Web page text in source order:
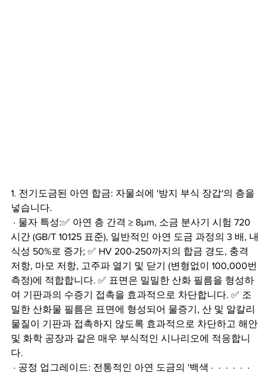
1. 전기도금된 아연 합금: 자물쇠에 '방지 부식 장갑'의 층을
넣습니다.
시간 (GB/T 10125 표준), 일반적인 아연 도금 과정의 3 배, 내
식성 50%로 증가; ✅ HV 200-250까지의 합금 경도, 충격
저항, 마모 저항, 고주파 열기 및 닫기 (변형없이 100,000번
측정)에 적합합니다. ✅ 표면은 밀밀한 산화 필름을 형성하
여 기판과의 수증기 접촉을 효과적으로 차단합니다. ✅ 조
밀한 산화물 필름은 표면에 형성되어 물증기, 산 및 알칼리
물질이 기판과 접촉하지 않도록 효과적으로 차단하고 해안
및 화학 공장과 같은 매우 부식적인 시나리오에 적응합니
다.